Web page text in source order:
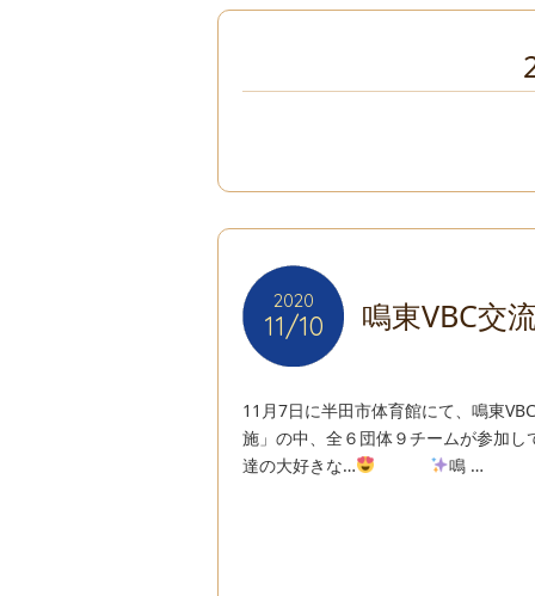
2020
11/10
2020
11/10 鳴東VBC交
11月7日に半田市体育館にて、鳴東
施」の中、全６団体９チームが参加
達の大好きな…
鳴 …